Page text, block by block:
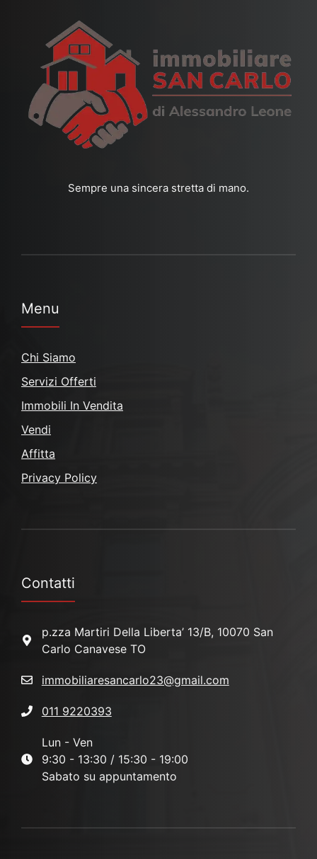
Sempre una sincera stretta di mano.
Menu
Chi Siamo
Servizi Offerti
Immobili In Vendita
Vendi
Affitta
Privacy Policy
Contatti
p.zza Martiri Della Liberta’ 13/B, 10070 San
Carlo Canavese TO
immobiliaresancarlo23@gmail.com
011 9220393
Lun - Ven
9:30 - 13:30 / 15:30 - 19:00
Sabato su appuntamento